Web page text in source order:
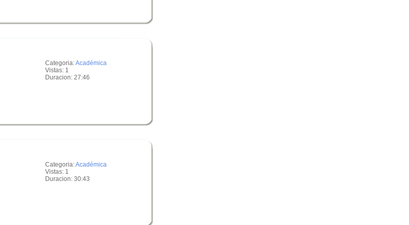
Categoria:Académica
Vistas: 1
Duracion: 27:46
Categoria:Académica
Vistas: 1
Duracion: 30:43